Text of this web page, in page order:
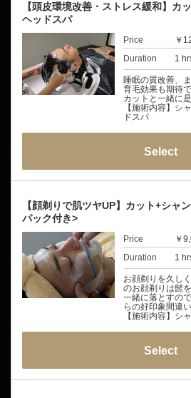
【頭皮環境改善・ストレス緩和】カ
ヘッドスパ
Price
￥
Duration
1
睡眠の質改善、
育毛効果も期待
カットと一緒に是
【施術内容】シ
ドスパ
Select
【顔剃りで肌ツヤUP】カット+シャ
パック付き>
Price
￥
Duration
1
お顔剃りを久し
のお顔剃りは髭
一緒に落とすの
らの好印象間違
【施術内容】シ
Select